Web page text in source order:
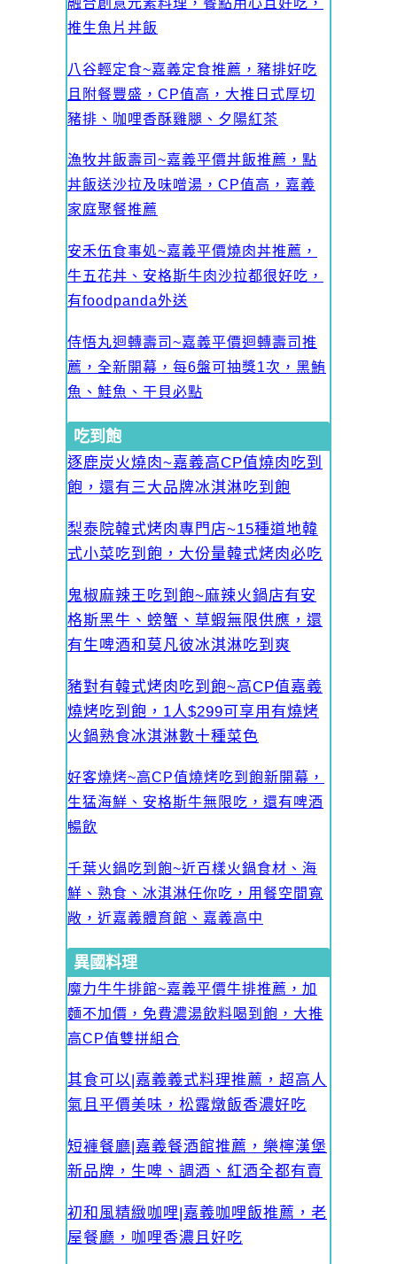
融合創意元素料理，餐點用心且好吃，
推生魚片丼飯
八谷輕定食~嘉義定食推薦，豬排好吃
且附餐豐盛，CP值高，大推日式厚切
豬排、咖哩香酥雞腿、夕陽紅茶
漁牧丼飯壽司~嘉義平價丼飯推薦，點
丼飯送沙拉及味噌湯，CP值高，嘉義
家庭聚餐推薦
安禾伍食事処~嘉義平價燒肉丼推薦，
牛五花丼、安格斯牛肉沙拉都很好吃，
有foodpanda外送
侍悟丸迴轉壽司~嘉義平價迴轉壽司推
薦，全新開幕，每6盤可抽獎1次，黑鮪
魚、鮭魚、干貝必點
吃到飽
逐鹿炭火燒肉~嘉義高CP值燒肉吃到
飽，還有三大品牌冰淇淋吃到飽
梨泰院韓式烤肉專門店~15種道地韓
式小菜吃到飽，大份量韓式烤肉必吃
鬼椒麻辣王吃到飽~麻辣火鍋店有安
格斯黑牛、螃蟹、草蝦無限供應，還
有生啤酒和莫凡彼冰淇淋吃到爽
豬對有韓式烤肉吃到飽~高CP值嘉義
燒烤吃到飽，1人$299可享用有燒烤
火鍋熟食冰淇淋數十種菜色
好客燒烤~高CP值燒烤吃到飽新開幕，
生猛海鮮、安格斯牛無限吃，還有啤酒
暢飲
千葉火鍋吃到飽~近百樣火鍋食材、海
鮮、熟食、冰淇淋任你吃，用餐空間寬
敞，近嘉義體育館、嘉義高中
異國料理
魔力牛牛排館~嘉義平價牛排推薦，加
麵不加價，免費濃湯飲料喝到飽，大推
高CP值雙拼組合
其食可以|嘉義義式料理推薦，超高人
氣且平價美味，松露燉飯香濃好吃
短褲餐廳|嘉義餐酒館推薦，樂檸漢堡
新品牌，生啤、調酒、紅酒全都有賣
初和風精緻咖哩|嘉義咖哩飯推薦，老
屋餐廳，咖哩香濃且好吃